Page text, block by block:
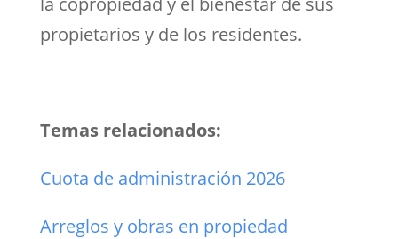
propietarios y de los residentes.
Temas relacionados:
Cuota de administración 2026
Arreglos y obras en propiedad